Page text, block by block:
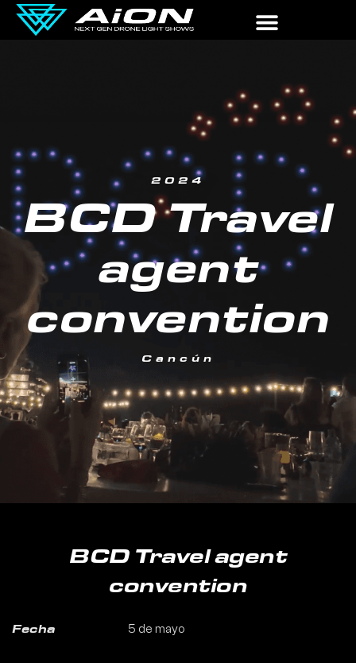
2024
BCD Travel
agent
convention
Cancún
BCD Travel agent
convention
Fecha 5 de mayo